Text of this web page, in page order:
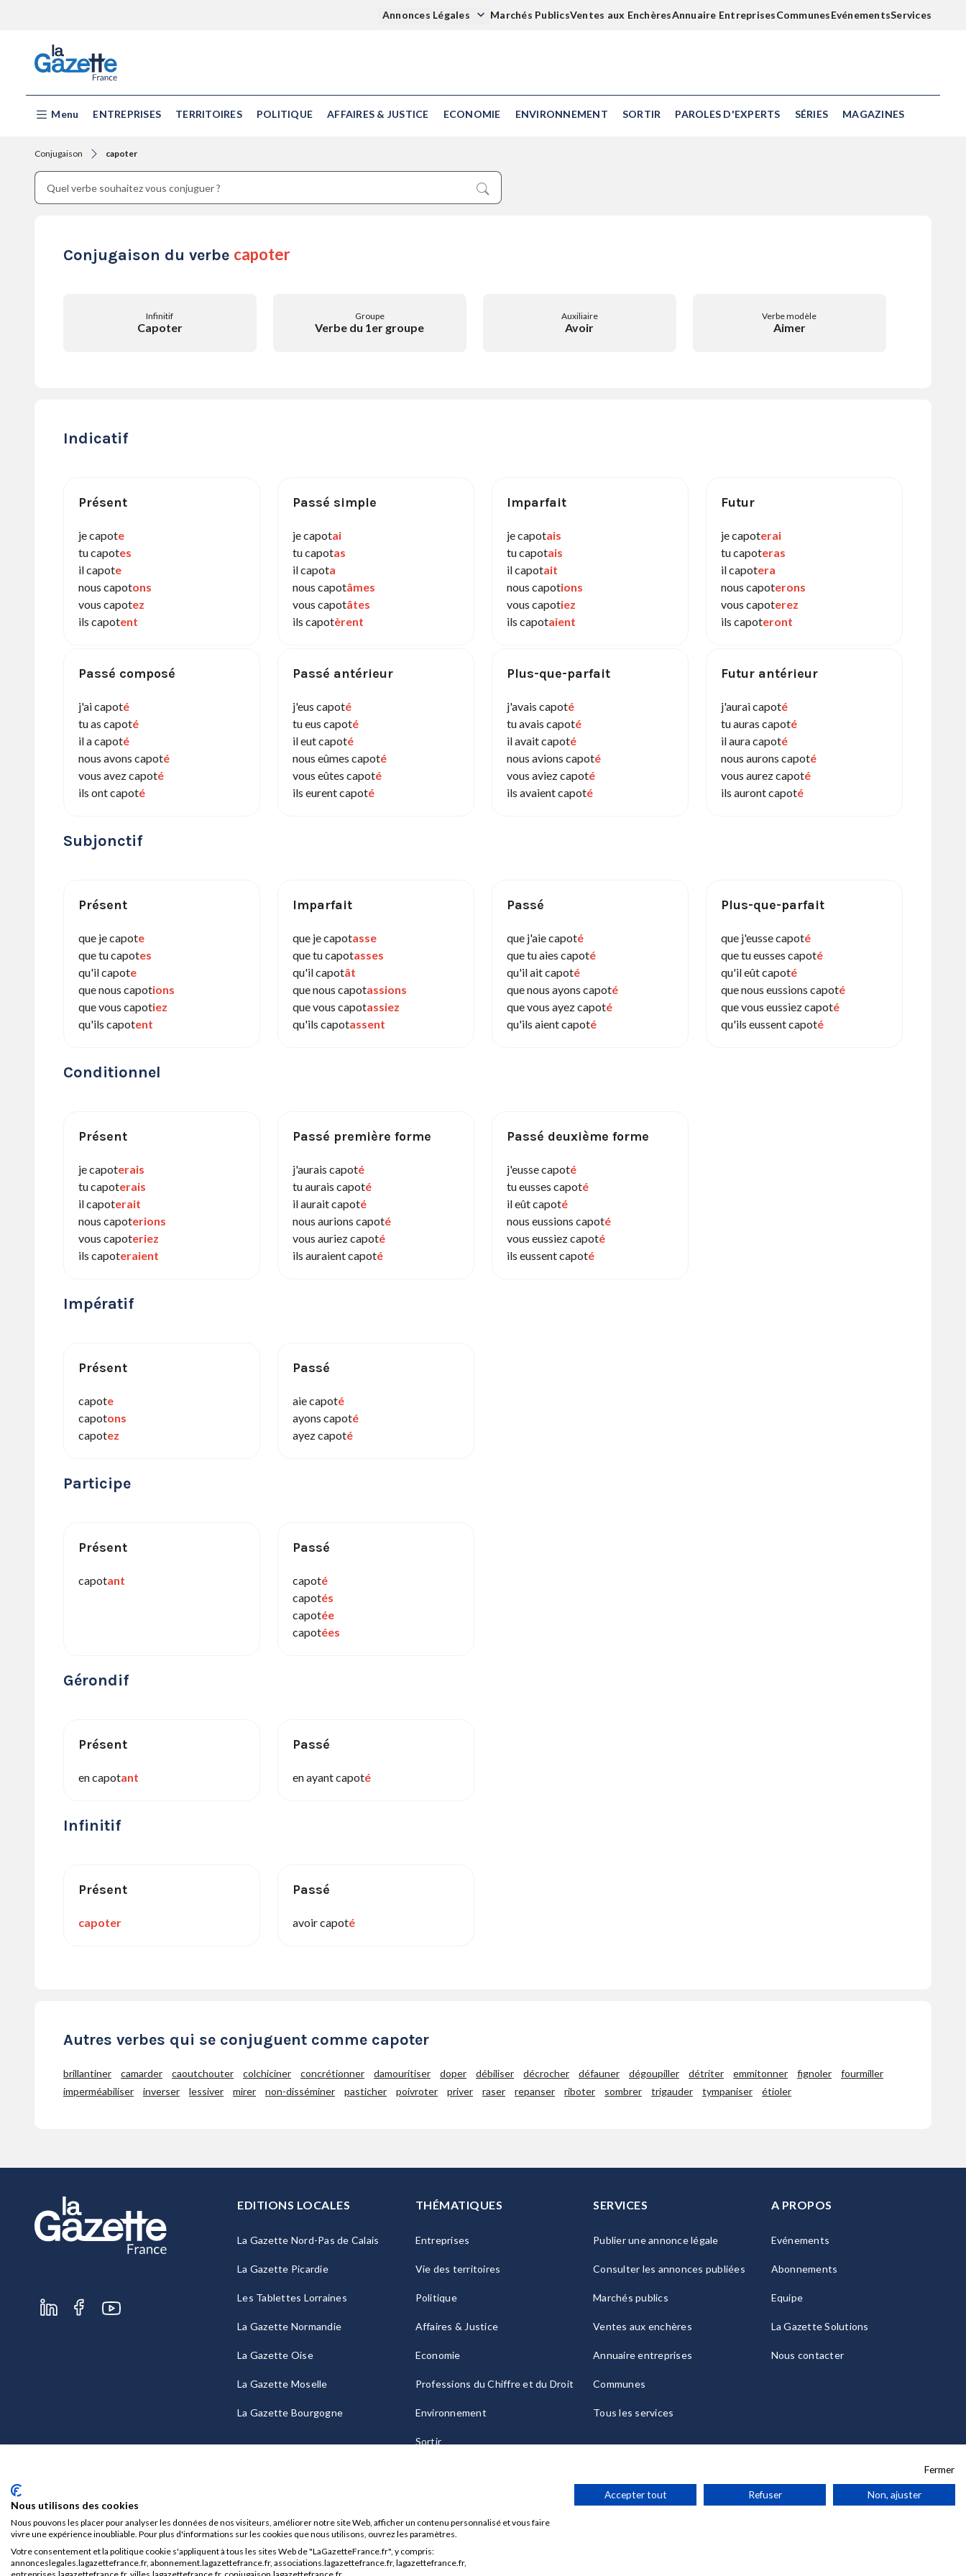
Annonces Légales Marchés PublicsVentes aux EnchèresAnnuaire EntreprisesCommunesEvénementsServices
Menu ENTREPRISES TERRITOIRES POLITIQUE AFFAIRES & JUSTICE ECONOMIE ENVIRONNEMENT SORTIR PAROLES D'EXPERTS SÉRIES MAGAZINES
Conjugaison capoter
Conjugaison du verbe capoter
Infinitif
Capoter
Groupe
Verbe du 1er groupe
Auxiliaire
Avoir
Verbe modèle
Aimer
Indicatif
Présent
je capote
tu capotes
il capote
nous capotons
vous capotez
ils capotent
Passé simple
je capotai
tu capotas
il capota
nous capotâmes
vous capotâtes
ils capotèrent
Imparfait
je capotais
tu capotais
il capotait
nous capotions
vous capotiez
ils capotaient
Futur
je capoterai
tu capoteras
il capotera
nous capoterons
vous capoterez
ils capoteront
Passé composé
j'ai capoté
tu as capoté
il a capoté
nous avons capoté
vous avez capoté
ils ont capoté
Passé antérieur
j'eus capoté
tu eus capoté
il eut capoté
nous eûmes capoté
vous eûtes capoté
ils eurent capoté
Plus-que-parfait
j'avais capoté
tu avais capoté
il avait capoté
nous avions capoté
vous aviez capoté
ils avaient capoté
Futur antérieur
j'aurai capoté
tu auras capoté
il aura capoté
nous aurons capoté
vous aurez capoté
ils auront capoté
Subjonctif
Présent
que je capote
que tu capotes
qu'il capote
que nous capotions
que vous capotiez
qu'ils capotent
Imparfait
que je capotasse
que tu capotasses
qu'il capotât
que nous capotassions
que vous capotassiez
qu'ils capotassent
Passé
que j'aie capoté
que tu aies capoté
qu'il ait capoté
que nous ayons capoté
que vous ayez capoté
qu'ils aient capoté
Plus-que-parfait
que j'eusse capoté
que tu eusses capoté
qu'il eût capoté
que nous eussions capoté
que vous eussiez capoté
qu'ils eussent capoté
Conditionnel
Présent
je capoterais
tu capoterais
il capoterait
nous capoterions
vous capoteriez
ils capoteraient
Passé première forme
j'aurais capoté
tu aurais capoté
il aurait capoté
nous aurions capoté
vous auriez capoté
ils auraient capoté
Passé deuxième forme
j'eusse capoté
tu eusses capoté
il eût capoté
nous eussions capoté
vous eussiez capoté
ils eussent capoté
Impératif
Présent
capote
capotons
capotez
Passé
aie capoté
ayons capoté
ayez capoté
Participe
Présent
capotant
Passé
capoté
capotés
capotée
capotées
Gérondif
Présent
en capotant
Passé
en ayant capoté
Infinitif
Présent
capoter
Passé
avoir capoté
Autres verbes qui se conjuguent comme capoter
brillantiner camarder caoutchouter colchiciner concrétionner damouritiser doper débiliser décrocher défauner dégoupiller détriter emmitonner fignoler
fourmiller
imperméabiliser
inverser lessiver mirer non-disséminer pasticher poivroter priver raser repanser riboter sombrer trigauder tympaniser étioler
EDITIONS LOCALES
La Gazette Nord-Pas de Calais
La Gazette Picardie
Les Tablettes Lorraines
La Gazette Normandie
La Gazette Oise
La Gazette Moselle
La Gazette Bourgogne
THÉMATIQUES
Entreprises
Vie des territoires
Politique
Affaires & Justice
Economie
Professions du Chiffre et du Droit
Environnement
Sortir
SERVICES
Publier une annonce légale
Consulter les annonces publiées
Marchés publics
Ventes aux enchères
Annuaire entreprises
Communes
Tous les services
A PROPOS
Evénements
Abonnements
Equipe
La Gazette Solutions
Nous contacter
Mentions légales CGU/CGV Données personnelles Charte sur les cookies
Fermer
Nous utilisons des cookies
Nous pouvons les placer pour analyser les données de nos visiteurs, améliorer notre site Web, afficher un contenu personnalisé et vous faire
vivre une expérience inoubliable. Pour plus d'informations sur les cookies que nous utilisons, ouvrez les paramètres.
Votre consentement et la politique cookie s'appliquent à tous les sites Web de "LaGazetteFrance.fr", y compris:
annonceslegales.lagazettefrance.fr, abonnement.lagazettefrance.fr, associations.lagazettefrance.fr, lagazettefrance.fr,
Accepter tout Refuser Non, ajuster